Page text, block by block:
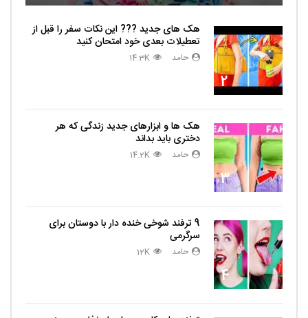
2
هک های جدید ??️? این نکات سفر را قبل از
تعطیلات بعدی خود امتحان کنید
حامد 14.3K
3
هک ها و ابزارهای جدید زندگی که هر
دختری باید بداند
حامد 14.2K
4
9 ترفند شوخی خنده دار با دوستان برای
سرگرمی
حامد 12K